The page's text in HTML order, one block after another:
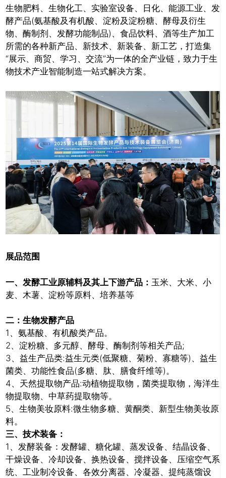
生物肥料、生物化工、实验室设备、日化、能源工业、发
酵产品(氨基酸及有机酸、淀粉及淀粉糖、酵母及衍生
物、酶制剂、发酵功能制品)、食品饮料、酒等生产加工
所需的各种新产品、新技术、新装备、新工艺，打造集
“展示、商贸、学习、交流”为一体的全产业链，致力于生
物技术产业智能制造一站式解决方案。
展品范围
一、发酵工业原辅料及其上下游产品： 玉米、大米、小
麦、木薯、淀粉等原料、培养基等
二：生物发酵产品
1、氨基酸、有机酸类产品。
2、淀粉糖、多元醇、酵母、酶制剂等相关产品;
3、益生产品类:益生元类(低聚糖、菊粉、寡糖等)、益生
菌类、功能性食品(多糖、肽、膳食纤维等)。
4、天然提取物产品:动植物提取物，菌类提取物，海洋生
物提取物、中草药提取物等。
5、生物美妆原料:微生物多糖、黄酮类、新型生物美妆原
料。
三、技术装备：
1、发酵装备：发酵罐、糖化罐、蒸发设备、结晶设备、
干燥设备、冷却设备、换热设备、搅拌设备、压缩空气系
统、工业制冷设备、各效分离器、冷凝器、提纯蒸馏设